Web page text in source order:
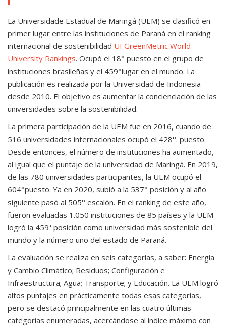
La Universidade Estadual de Maringá (UEM) se clasificó en
primer lugar entre las instituciones de Paraná en el ranking
internacional de sostenibilidad UI GreenMetric World
University Rankings. Ocupó el 18° puesto en el grupo de
instituciones brasileñas y el 459°lugar en el mundo. La
publicación es realizada por la Universidad de Indonesia
desde 2010. El objetivo es aumentar la concienciación de las
universidades sobre la sostenibilidad.
La primera participación de la UEM fue en 2016, cuando de
516 universidades internacionales ocupó el 428°. puesto.
Desde entonces, el número de instituciones ha aumentado,
al igual que el puntaje de la universidad de Maringá. En 2019,
de las 780 universidades participantes, la UEM ocupó el
604°puesto. Ya en 2020, subió a la 537° posición y al año
siguiente pasó al 505° escalón. En el ranking de este año,
fueron evaluadas 1.050 instituciones de 85 países y la UEM
logró la 459ª posición como universidad más sostenible del
mundo y la número uno del estado de Paraná.
La evaluación se realiza en seis categorías, a saber: Energía
y Cambio Climático; Residuos; Configuración e
Infraestructura; Agua; Transporte; y Educación. La UEM logró
altos puntajes en prácticamente todas esas categorías,
pero se destacó principalmente en las cuatro últimas
categorías enumeradas, acercándose al índice máximo con